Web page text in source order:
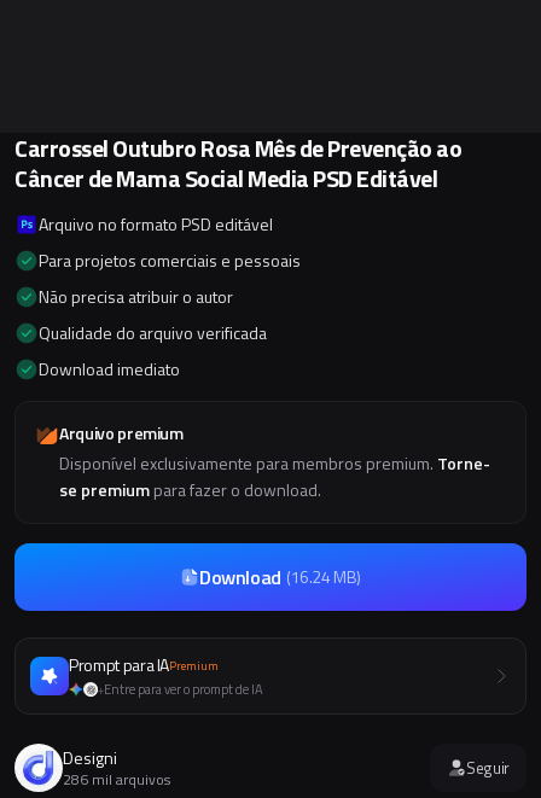
Carrossel Outubro Rosa Mês de Prevenção ao
Câncer de Mama Social Media PSD Editável
Arquivo no formato PSD editável
Para projetos comerciais e pessoais
Não precisa atribuir o autor
Qualidade do arquivo verificada
Download imediato
Arquivo premium
Disponível exclusivamente para membros premium. Torne-
se premiumpara fazer o download.
Download (16.24 MB)
Prompt para IAPremium
+Entre para ver o prompt de IA
Designi
286 mil arquivos Seguir